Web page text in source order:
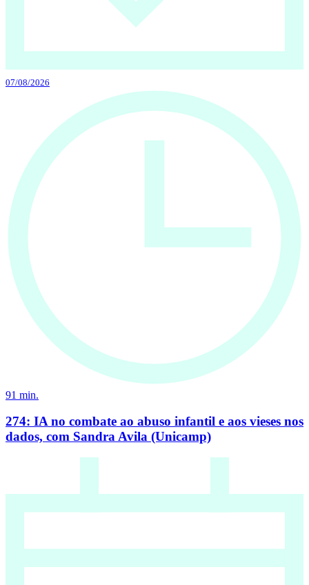
07/08/2026
91 min.
274: IA no combate ao abuso infantil e aos vieses nos
dados, com Sandra Avila (Unicamp)